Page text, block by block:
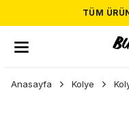
TÜM
Anasayfa Kolye